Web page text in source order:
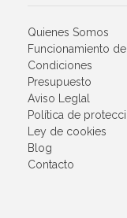
Quienes Somos
Funcionamiento
Condiciones
Presupuesto
Aviso Leglal
Política de
Ley de cookies
Blog
Contacto